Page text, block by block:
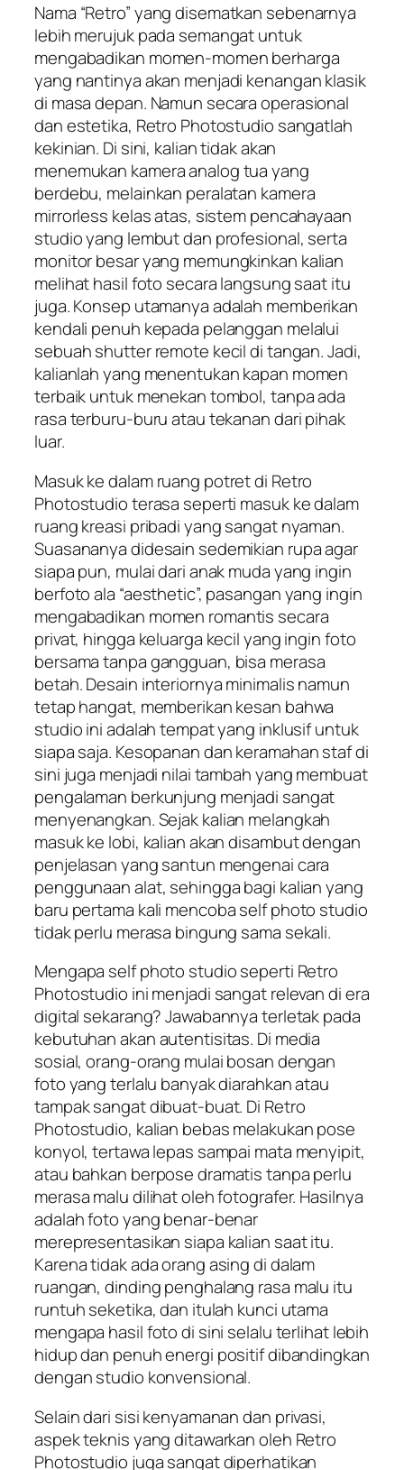
Nama “Retro” yang disematkan sebenarnya
lebih merujuk pada semangat untuk
mengabadikan momen-momen berharga
yang nantinya akan menjadi kenangan klasik
di masa depan. Namun secara operasional
dan estetika, Retro Photostudio sangatlah
kekinian. Di sini, kalian tidak akan
menemukan kamera analog tua yang
berdebu, melainkan peralatan kamera
mirrorless kelas atas, sistem pencahayaan
studio yang lembut dan profesional, serta
monitor besar yang memungkinkan kalian
melihat hasil foto secara langsung saat itu
juga. Konsep utamanya adalah memberikan
kendali penuh kepada pelanggan melalui
sebuah shutter remote kecil di tangan. Jadi,
kalianlah yang menentukan kapan momen
terbaik untuk menekan tombol, tanpa ada
rasa terburu-buru atau tekanan dari pihak
luar.
Masuk ke dalam ruang potret di Retro
Photostudio terasa seperti masuk ke dalam
ruang kreasi pribadi yang sangat nyaman.
Suasananya didesain sedemikian rupa agar
siapa pun, mulai dari anak muda yang ingin
berfoto ala “aesthetic”, pasangan yang ingin
mengabadikan momen romantis secara
privat, hingga keluarga kecil yang ingin foto
bersama tanpa gangguan, bisa merasa
betah. Desain interiornya minimalis namun
tetap hangat, memberikan kesan bahwa
studio ini adalah tempat yang inklusif untuk
siapa saja. Kesopanan dan keramahan staf di
sini juga menjadi nilai tambah yang membuat
pengalaman berkunjung menjadi sangat
menyenangkan. Sejak kalian melangkah
masuk ke lobi, kalian akan disambut dengan
penjelasan yang santun mengenai cara
penggunaan alat, sehingga bagi kalian yang
baru pertama kali mencoba self photo studio
tidak perlu merasa bingung sama sekali.
Mengapa self photo studio seperti Retro
Photostudio ini menjadi sangat relevan di era
digital sekarang? Jawabannya terletak pada
kebutuhan akan autentisitas. Di media
sosial, orang-orang mulai bosan dengan
foto yang terlalu banyak diarahkan atau
tampak sangat dibuat-buat. Di Retro
Photostudio, kalian bebas melakukan pose
konyol, tertawa lepas sampai mata menyipit,
atau bahkan berpose dramatis tanpa perlu
merasa malu dilihat oleh fotografer. Hasilnya
adalah foto yang benar-benar
merepresentasikan siapa kalian saat itu.
Karena tidak ada orang asing di dalam
ruangan, dinding penghalang rasa malu itu
runtuh seketika, dan itulah kunci utama
mengapa hasil foto di sini selalu terlihat lebih
hidup dan penuh energi positif dibandingkan
dengan studio konvensional.
Selain dari sisi kenyamanan dan privasi,
aspek teknis yang ditawarkan oleh Retro
Photostudio juga sangat diperhatikan